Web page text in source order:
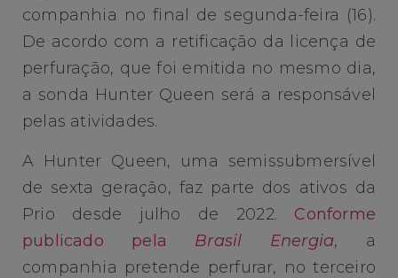
companhia no final de segunda-feira (16).
De acordo com a retificação da licença de
perfuração, que foi emitida no mesmo dia,
a sonda Hunter Queen será a responsável
pelas atividades.
A Hunter Queen, uma semissubmersível
de sexta geração, faz parte dos ativos da
Prio desde julho de 2022. Conforme
publicado pela Brasil Energia, a
companhia pretende perfurar, no terceiro